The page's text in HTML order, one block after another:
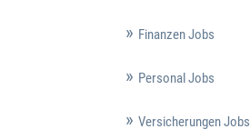
Finanzen Jobs
Personal Jobs
Versicherungen Jobs